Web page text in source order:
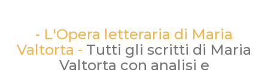
- L'Opera letteraria di Maria
Valtorta - Tutti gli scritti di Maria
Valtorta con analisi e